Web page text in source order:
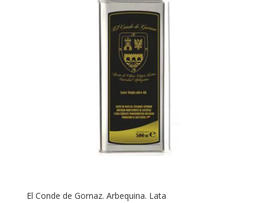
El Conde de Gornaz. Arbequina. Lata